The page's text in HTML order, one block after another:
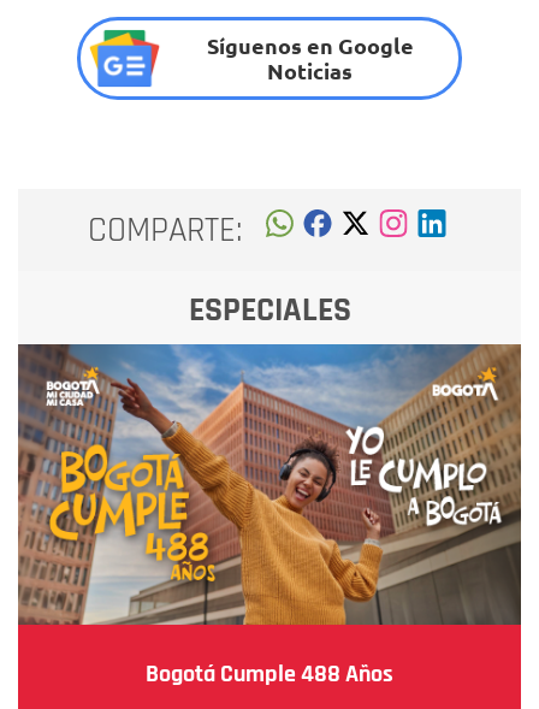
Síguenos en Google
Noticias
COMPARTE:
ESPECIALES
Bogotá Cumple 488 Años